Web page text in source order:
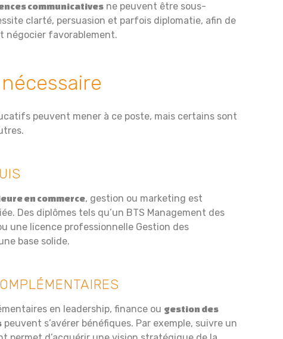
communicatives ne peuvent être sous-
clarté, persuasion et parfois diplomatie, afin de
négocier favorablement.
peuvent mener à ce poste, mais certains sont
en commerce, gestion ou marketing est
Des diplômes tels qu’un BTS Management des
une licence professionnelle Gestion des
base solide.
en leadership, finance ou gestion des
peuvent s’avérer bénéfiques. Par exemple, suivre un